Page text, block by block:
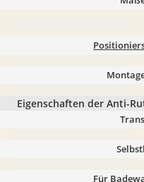
Eigenschaften der Anti-
Für